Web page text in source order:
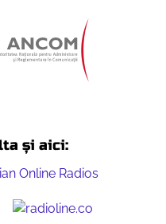
și aici: